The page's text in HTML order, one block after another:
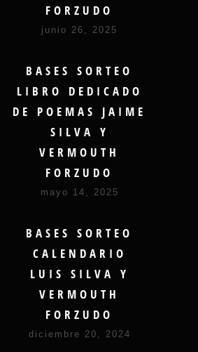
FORZUDO
junio 26, 2025
BASES SORTEO
LIBRO DEDICADO
DE POEMAS JAIME
SILVA Y
VERMOUTH
FORZUDO
mayo 14, 2025
BASES SORTEO
CALENDARIO
LUIS SILVA Y
VERMOUTH
FORZUDO
diciembre 20, 2024